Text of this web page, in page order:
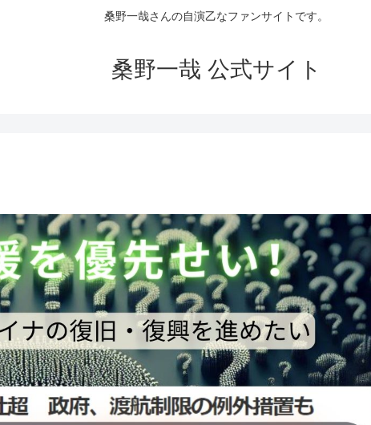
桑野一哉さんの自演乙なファンサイトです。
桑野一哉 公式サイト